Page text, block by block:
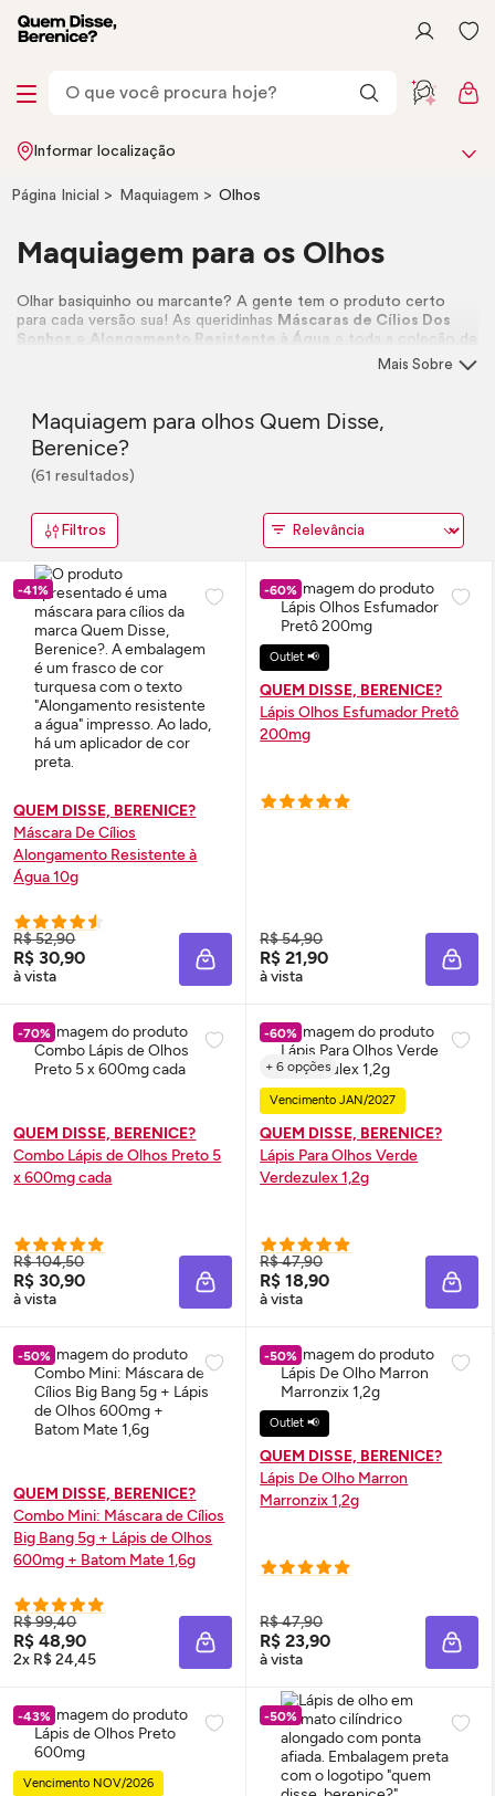
Informar localização
Página Inicial Maquiagem Olhos
Maquiagem para os Olhos
Olhar basiquinho ou marcante? A gente tem o produto certo
para cada versão sua! As queridinhas Máscaras de Cílios Dos
Sonhos
Alongamento Resistente à Água
e toda a coleção de
, delineadores e glitters te esperam!
Mais Sobre
Maquiagem para olhos Quem Disse,
Berenice?
(61 resultados)
Filtros
-41%
QUEM DISSE, BERENICE?
Máscara De Cílios
Alongamento Resistente à
Água 10g
R$ 52,90
R$ 30,90
à vista ADICIONAR À SACOLA
-60%
Outlet 📢
QUEM DISSE, BERENICE?
Lápis Olhos Esfumador Pretô
200mg
R$ 54,90
R$ 21,90
à vista
-70%
QUEM DISSE, BERENICE?
Combo Lápis de Olhos Preto 5
x 600mg cada
R$ 104,50
R$ 30,90
à vista ADICIONAR À SACOLA
-60%
+ 6 opções
Vencimento JAN/2027
QUEM DISSE, BERENICE?
Lápis Para Olhos Verde
Verdezulex 1,2g
R$ 47,90
R$ 18,90
à vista
-50%
QUEM DISSE, BERENICE?
Combo Mini: Máscara de Cílios
Big Bang 5g + Lápis de Olhos
600mg + Batom Mate 1,6g
R$ 99,40
R$ 48,90
2x R$ 24,45 ADICIONAR À SACOLA
-50%
Outlet 📢
QUEM DISSE, BERENICE?
Lápis De Olho Marron
Marronzix 1,2g
R$ 47,90
R$ 23,90
à vista
-43%
Vencimento NOV/2026
-50%